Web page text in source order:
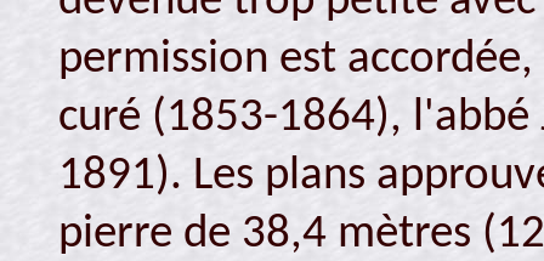
permission est
curé (1853-1864), l'abbé
1891). Les plans
pierre de 38,4 mètres